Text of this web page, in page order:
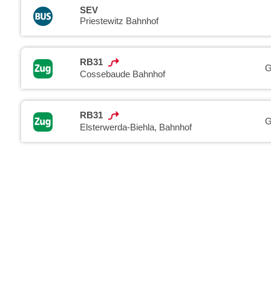
SEV
Priestewitz Bahnhof
RB31
Cossebaude Bahnhof
RB31
Elsterwerda-Biehla, Bahnhof